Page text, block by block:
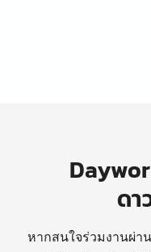
ดา
หากสนใจร่วมงานผ่า